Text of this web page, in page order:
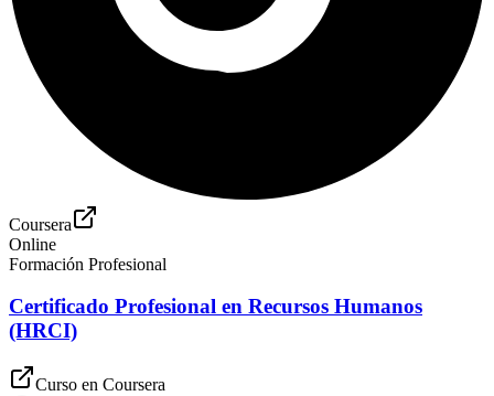
Coursera
Online
Formación Profesional
Certificado Profesional en Recursos Humanos
(HRCI)
Curso en Coursera